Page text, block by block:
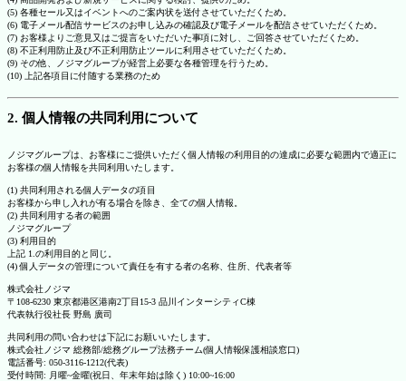
(5) 各種セール又はイベントへのご案内状を送付させていただくため。
(6) 電子メール配信サービスのお申し込みの確認及び電子メールを配信させていただくため。
(7) お客様よりご意見又はご提言をいただいた事項に対し、ご回答させていただくため。
(8) 不正利用防止及び不正利用防止ツールに利用させていただくため。
(9) その他、ノジマグループが経営上必要な各種管理を行うため。
(10) 上記各項目に付随する業務のため
2. 個人情報の共同利用について
ノジマグループは、お客様にご提供いただく個人情報の利用目的の達成に必要な範囲内で適正に
お客様の個人情報を共同利用いたします。
(1) 共同利用される個人データの項目
お客様から申し入れが有る場合を除き、全ての個人情報。
(2) 共同利用する者の範囲
ノジマグループ
(3) 利用目的
上記 1.の利用目的と同じ。
(4) 個人データの管理について責任を有する者の名称、住所、代表者等
株式会社ノジマ
〒108-6230 東京都港区港南2丁目15-3 品川インターシティC棟
代表執行役社長 野島 廣司
共同利用の問い合わせは下記にお願いいたします。
株式会社ノジマ 総務部/総務グループ法務チーム(個人情報保護相談窓口)
電話番号: 050-3116-1212(代表)
受付時間: 月曜~金曜(祝日、年末年始は除く) 10:00~16:00